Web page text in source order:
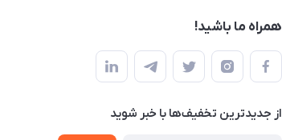
همراه ما باشید!
از جدید‌ترین تخفیف‌ها با‌ خبر شوید